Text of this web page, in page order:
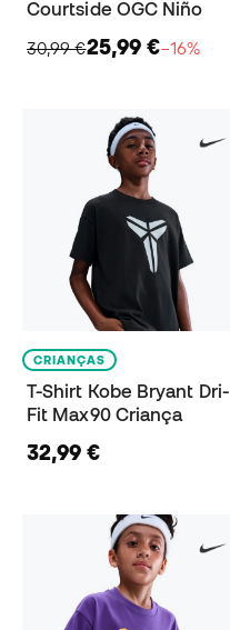
Courtside OGC Niño
30,99 €25,99 €−16%
CRIANÇAS
T-Shirt Kobe Bryant Dri-
Fit Max90 Criança
32,99 €